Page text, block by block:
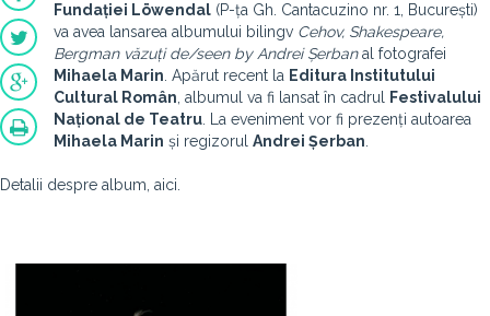
Fundației Löwendal (P-ța Gh. Cantacuzino nr. 1, București)
va avea lansarea albumului bilingv Cehov, Shakespeare,
Bergman văzuți de/seen by Andrei Șerbanal fotografei
Mihaela Marin . Apărut recent la Editura Institutului
Cultural Român , albumul va fi lansat în cadrul
Festivalului
Național de Teatru . La eveniment vor fi prezenți autoarea
Mihaela Marin și regizorul Andrei Șerban
Detalii despre album, aici.